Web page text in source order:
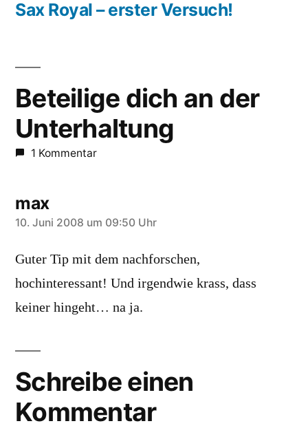
Beitrag:
Sax Royal – erster Versuch!
Beteilige dich an der
Unterhaltung
1 Kommentar
max
schreibt:
10. Juni 2008 um 09:50 Uhr
Guter Tip mit dem nachforschen,
hochinteressant! Und irgendwie krass, dass
keiner hingeht… na ja.
Schreibe einen
Kommentar